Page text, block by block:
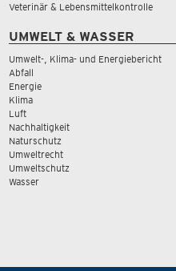
Veterinär & Lebensmittelkontrolle
UMWELT & WASSER
Umwelt-, Klima- und Energiebericht
Abfall
Energie
Klima
Luft
Nachhaltigkeit
Naturschutz
Umweltrecht
Umweltschutz
Wasser